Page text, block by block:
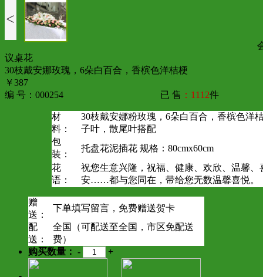
<
议桌花
30枝戴安娜玫瑰，6朵白百合，香槟色洋桔梗
￥387
编 号：000254
已 售 ：1112件
材
料：
30枝戴安娜粉玫瑰，6朵白百合，香槟色洋
子叶，散尾叶搭配
包
装：
托盘花泥插花 规格：80cmx60cm
花
语：
祝您生意兴隆，祝福、健康、欢欣、温馨、
安……都与您同在，带给您无数温馨喜悦。
赠
送：
下单填写留言，免费赠送贺卡
配
送：
全国（可配送至全国，市区免配送
费）
购买数量： - +